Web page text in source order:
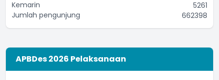
Kemarin
5261
Jumlah pengunjung
662398
APBDes 2026 Pelaksanaan